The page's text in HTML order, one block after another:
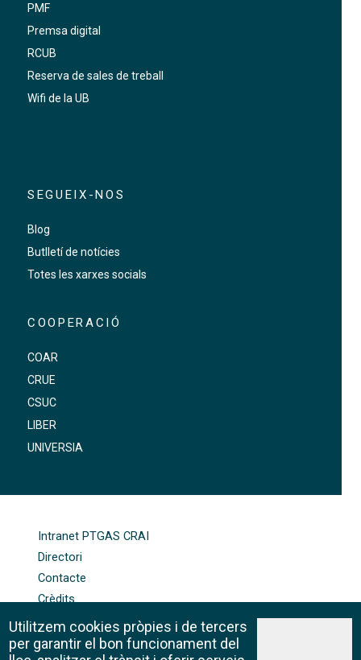
PMF
Premsa digital
RCUB
Reserva de sales de treball
Wifi de la UB
SEGUEIX-NOS
Blog
Butlletí de notícies
Totes les xarxes socials
COOPERACIÓ
COAR
CRUE
CSUC
LIBER
UNIVERSIA
Intranet PTGAS CRAI
Directori
Contacte
Crèdits
Política de galetes
Utilitzem cookies pròpies i de tercers
per garantir el bon funcionament del